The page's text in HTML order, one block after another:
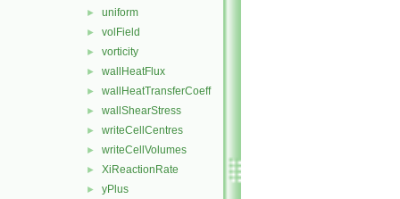
► uniform
► volField
► vorticity
► wallHeatFlux
► wallHeatTransferCoeff
► wallShearStress
► writeCellCentres
► writeCellVolumes
► XiReactionRate
► yPlus